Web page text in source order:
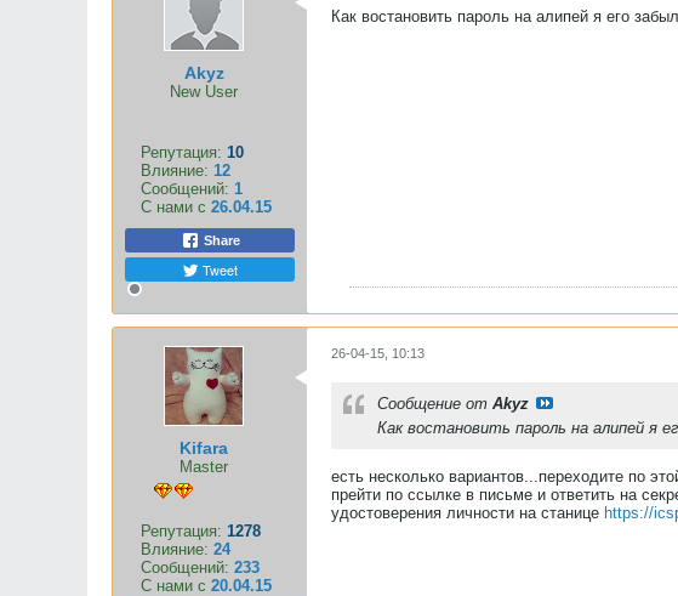
Akyz
New User
Репутация: 10
Влияние: 12
Сообщений: 1
С нами с 26.04.15
Share
Tweet
Как востановить пароль на алипей я его
Kifara
Master
Репутация: 1278
Влияние: 24
Сообщений: 233
С нами с 20.04.15
26-04-15, 10:13
Сообщение от Akyz
Как востановить пароль на алипей я
есть несколько вариантов...переходите по
прейти по ссылке в письме и ответить на
удостоверения личности на станице https://